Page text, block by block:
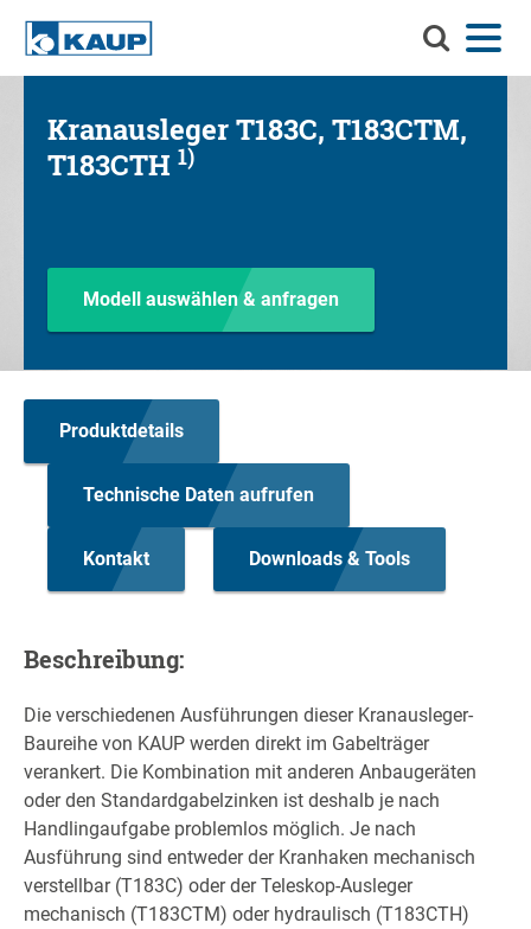
Sie
Durchsuchen Sie KAUP
Menü
Sprache
Kontakt Login
Anbaugeräte
Info-Center
Karriere
Kranausleger T183C, T183CTM,
T183CTH 1)
Modell auswählen & anfragen
Produktdetails
Technische Daten aufrufen
Kontakt Downloads & Tools
Beschreibung:
Die verschiedenen Ausführungen dieser Kranausleger-
Baureihe von KAUP werden direkt im Gabelträger
verankert. Die Kombination mit anderen Anbaugeräten
oder den Standardgabelzinken ist deshalb je nach
Handlingaufgabe problemlos möglich. Je nach
Ausführung sind entweder der Kranhaken mechanisch
verstellbar (T183C) oder der Teleskop-Ausleger
mechanisch (T183CTM) oder hydraulisch (T183CTH)